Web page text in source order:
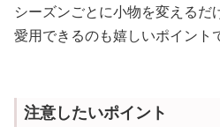
シーズンごとに小物を変えるだ
愛用できるのも嬉しいポイント
注意したいポイント